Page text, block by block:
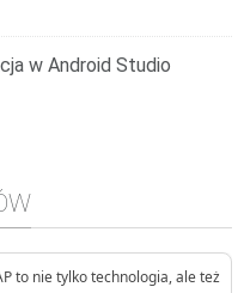
w Android Studio
to nie tylko technologia, ale też